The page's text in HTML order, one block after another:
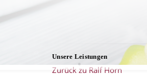
Unsere Leistungen
Zurück zu Ralf Horn